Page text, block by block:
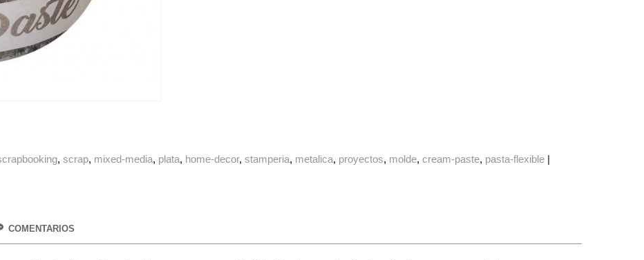
scrap mixed-media plata home-decor stamperia metalica proyectos molde cream-paste pasta-flexible |
COMENTARIOS